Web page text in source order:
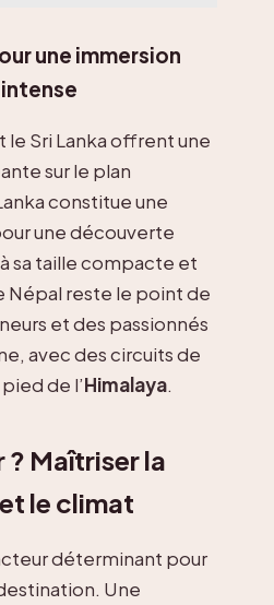
une immersion
le Sri Lanka offrent une
sur le plan
constitue une
une découverte
sa taille compacte et
Népal reste le point de
et des passionnés
avec des circuits de
de l’Himalaya.
Maîtriser la
le climat
déterminant pour
Une